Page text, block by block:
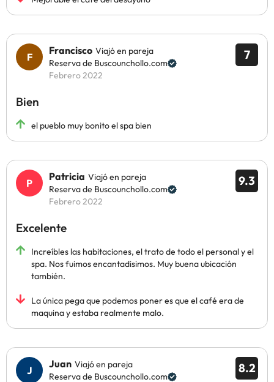
7
Francisco Viajó en pareja
Reserva de Buscounchollo.com
Febrero 2022
Bien
el pueblo muy bonito el spa bien
9.3
Patricia Viajó en pareja
Reserva de Buscounchollo.com
Febrero 2022
Excelente
Increíbles las habitaciones, el trato de todo el personal y el
spa. Nos fuimos encantadisimos. Muy buena ubicación
también.
La única pega que podemos poner es que el café era de
maquina y estaba realmente malo.
8.2
Juan Viajó en pareja
Reserva de Buscounchollo.com